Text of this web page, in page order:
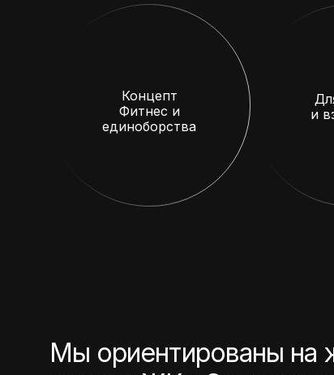
Концепт
Фитнес и
единоборства
и
Мы ориентированы на